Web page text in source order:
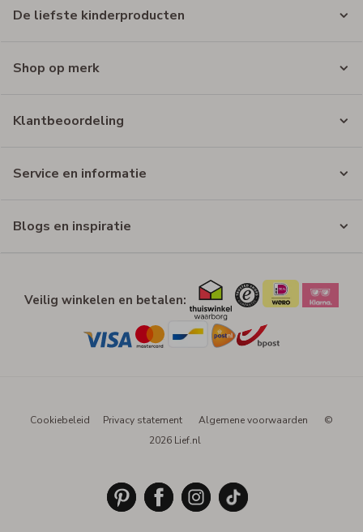
De liefste kinderproducten
Shop op merk
Klantbeoordeling
Service en informatie
Blogs en inspiratie
Veilig winkelen en betalen:
Cookiebeleid Privacy statement Algemene voorwaarden
©
2026 Lief.nl